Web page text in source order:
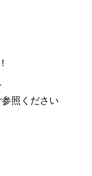
照ください